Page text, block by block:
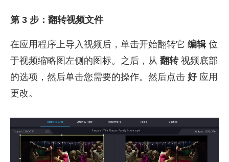
第 3 步：翻转视频文件
在应用程序上导入视频后，单击开始翻转它 编辑位
于视频缩略图左侧的图标。之后，从 翻转视频底部
的选项，然后单击您需要的操作。然后点击 好应用
更改。